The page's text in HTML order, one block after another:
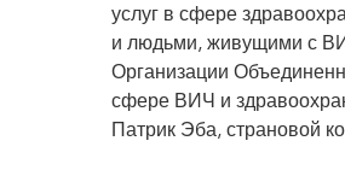
услуг в сфере
и людьми, живущими с
Организации
сфере ВИЧ и
Патрик Эба, страновой